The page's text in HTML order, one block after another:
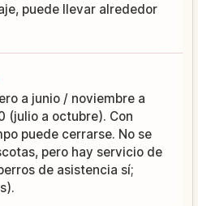
puede llevar alrededor
a junio / noviembre a
(julio a octubre). Con
puede cerrarse. No se
pero hay servicio de
de asistencia sí;